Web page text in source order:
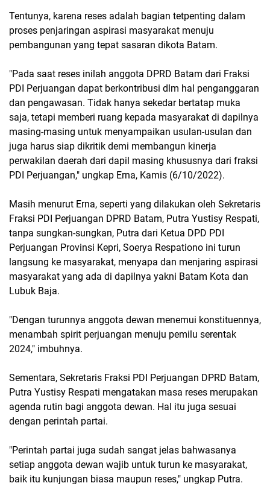
Tentunya, karena reses adalah bagian tetpenting dalam
proses penjaringan aspirasi masyarakat menuju
pembangunan yang tepat sasaran dikota Batam.
"Pada saat reses inilah anggota DPRD Batam dari Fraksi
PDI Perjuangan dapat berkontribusi dlm hal penganggaran
dan pengawasan. Tidak hanya sekedar bertatap muka
saja, tetapi memberi ruang kepada masyarakat di dapilnya
masing-masing untuk menyampaikan usulan-usulan dan
juga harus siap dikritik demi membangun kinerja
perwakilan daerah dari dapil masing khususnya dari fraksi
PDI Perjuangan," ungkap Erna, Kamis (6/10/2022).
Masih menurut Erna, seperti yang dilakukan oleh Sekretaris
Fraksi PDI Perjuangan DPRD Batam, Putra Yustisy Respati,
tanpa sungkan-sungkan, Putra dari Ketua DPD PDI
Perjuangan Provinsi Kepri, Soerya Respationo ini turun
langsung ke masyarakat, menyapa dan menjaring aspirasi
masyarakat yang ada di dapilnya yakni Batam Kota dan
Lubuk Baja.
"Dengan turunnya anggota dewan menemui konstituennya,
menambah spirit perjuangan menuju pemilu serentak
2024," imbuhnya.
Sementara, Sekretaris Fraksi PDI Perjuangan DPRD Batam,
Putra Yustisy Respati mengatakan masa reses merupakan
agenda rutin bagi anggota dewan. Hal itu juga sesuai
dengan perintah partai.
"Perintah partai juga sudah sangat jelas bahwasanya
setiap anggota dewan wajib untuk turun ke masyarakat,
baik itu kunjungan biasa maupun reses," ungkap Putra.